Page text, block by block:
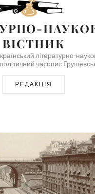
ВІСТНИК
літературно-
часопис
РЕДАКЦІЯ